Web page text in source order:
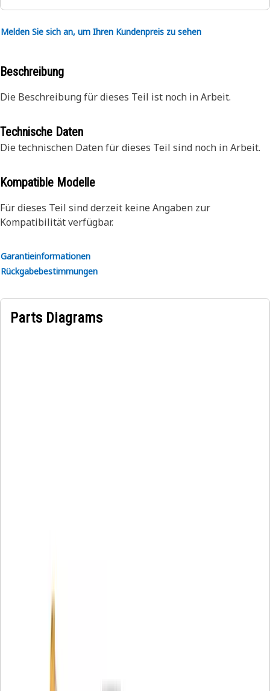
Melden Sie sich an, um Ihren Kundenpreis zu sehen
Beschreibung
Die Beschreibung für dieses Teil ist noch in Arbeit.
Technische Daten
Die technischen Daten für dieses Teil sind noch in Arbeit.
Kompatible Modelle
Für dieses Teil sind derzeit keine Angaben zur
Kompatibilität verfügbar.
Garantieinformationen
Rückgabebestimmungen
Parts Diagrams